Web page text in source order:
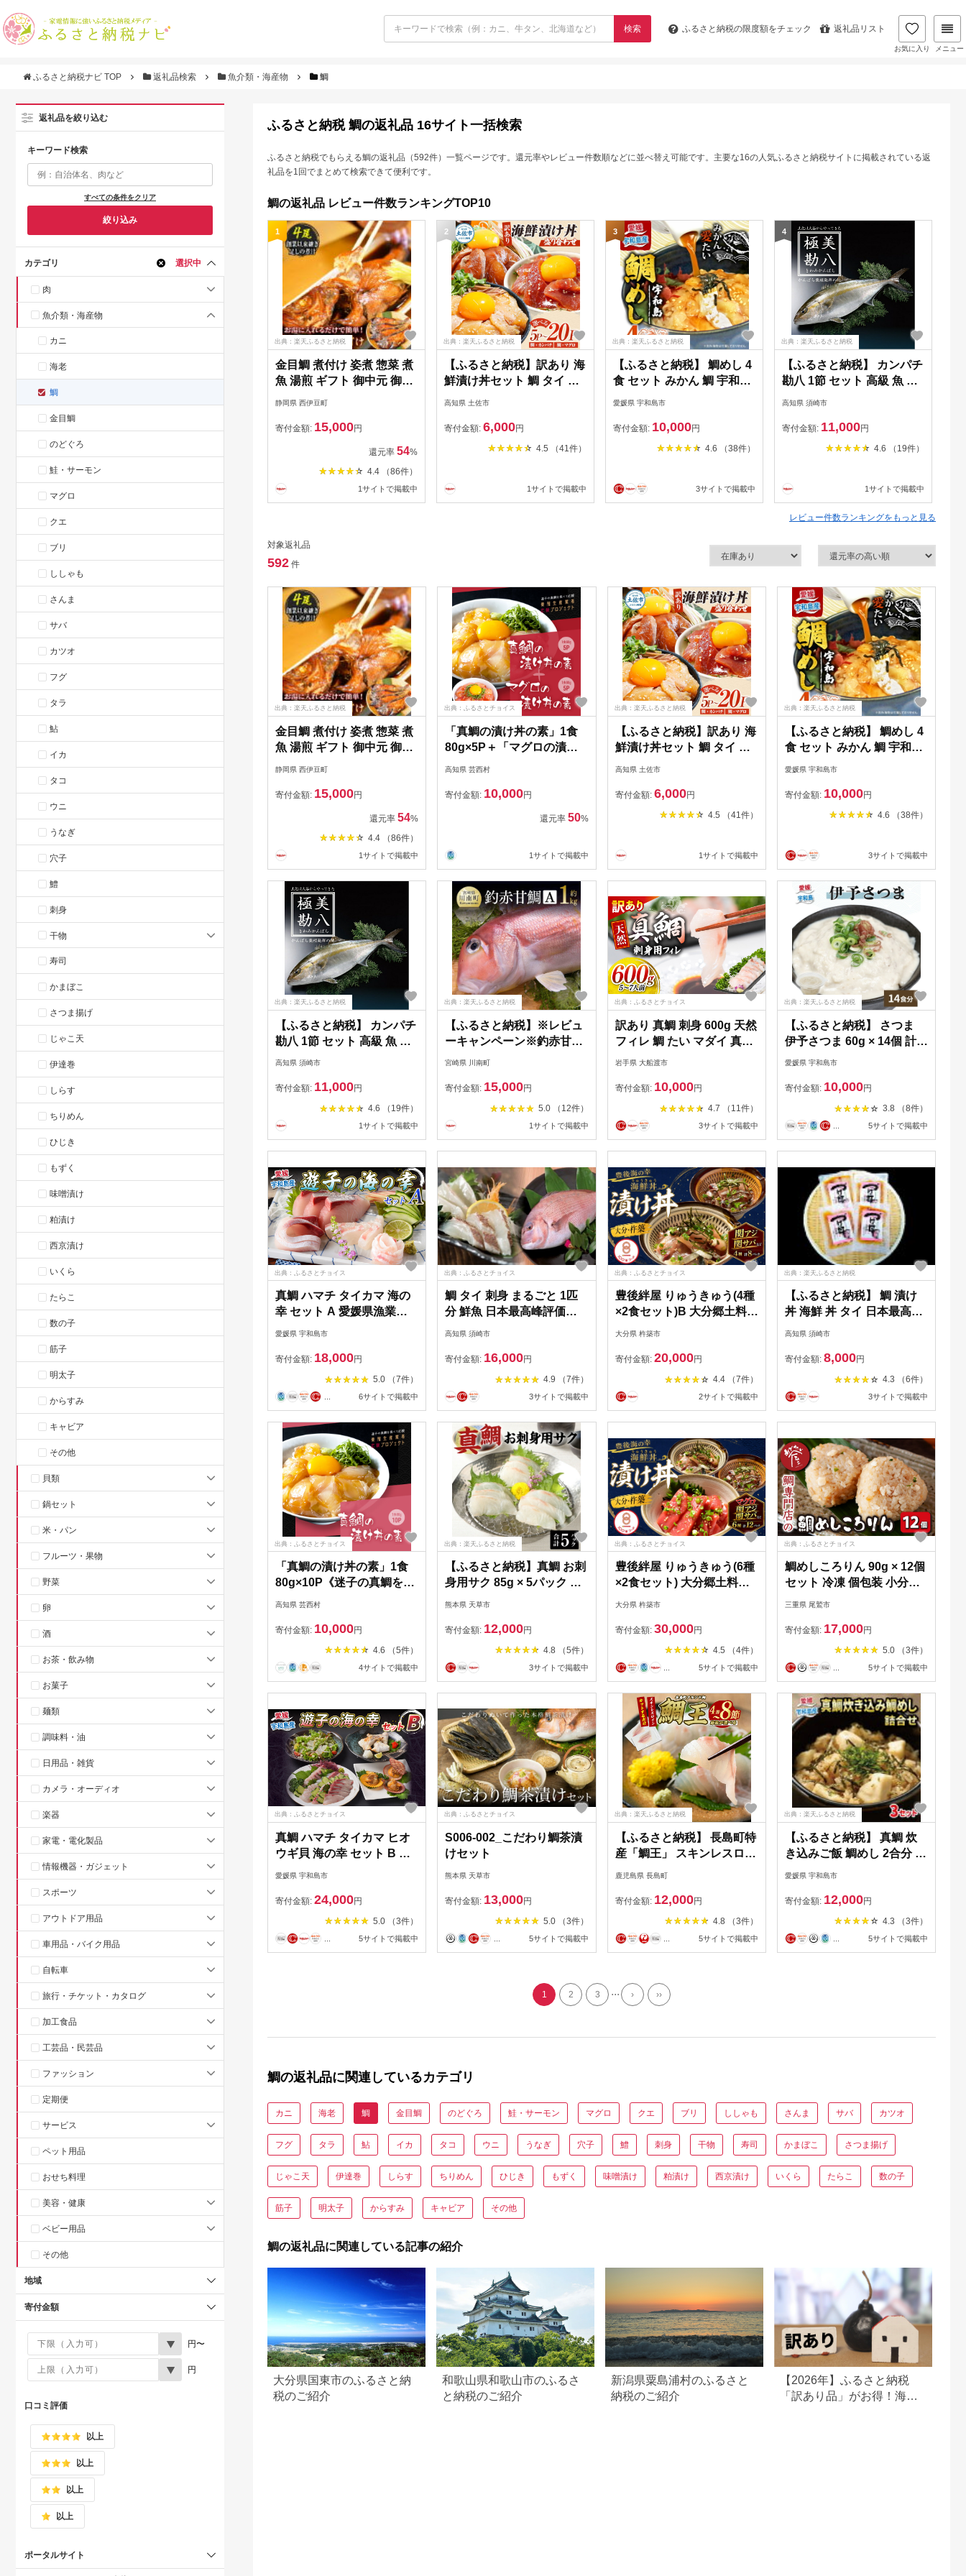
検索 ふるさと納税の限度額をチェック 返礼品リスト
お気に入り メニュー
ふるさと納税ナビ TOP 返礼品検索 魚介類・海産物 鯛
返礼品を絞り込む
キーワード検索
すべての条件をクリア
絞り込み
カテゴリ 選択中
肉
魚介類・海産物
カニ
海老
鯛
金目鯛
のどぐろ
鮭・サーモン
マグロ
クエ
ブリ
ししゃも
さんま
サバ
カツオ
フグ
タラ
鮎
イカ
タコ
ウニ
うなぎ
穴子
鱧
刺身
干物
寿司
かまぼこ
さつま揚げ
じゃこ天
伊達巻
しらす
ちりめん
ひじき
もずく
味噌漬け
粕漬け
西京漬け
いくら
たらこ
数の子
筋子
明太子
からすみ
キャビア
その他
貝類
鍋セット
米・パン
フルーツ・果物
野菜
卵
酒
お茶・飲み物
お菓子
麺類
調味料・油
日用品・雑貨
カメラ・オーディオ
楽器
家電・電化製品
情報機器・ガジェット
スポーツ
アウトドア用品
車用品・バイク用品
自転車
旅行・チケット・カタログ
加工食品
工芸品・民芸品
ファッション
定期便
サービス
ペット用品
おせち料理
美容・健康
ベビー用品
その他
地域
寄付金額
円〜
円
口コミ評価
以上
以上
以上
以上
ポータルサイト
ふるさと納税 鯛の返礼品 16サイト一括検索
ふるさと納税でもらえる鯛の返礼品（592件）一覧ページです。還元率やレビュー件数順などに並べ替え可能です。主要な16の人気ふるさと納税サイトに掲載されている返
礼品を1回でまとめて検索できて便利です。
鯛の返礼品 レビュー件数ランキングTOP10
1
出典：楽天ふるさと納税
金目鯛 煮付け 姿煮 惣菜 煮
魚 湯煎 ギフト 御中元 御歳
ト」
静岡県 西伊豆町
寄付金額: 15,000円
還元率 54%
4.4 （86件）
1サイトで掲載中
2
出典：楽天ふるさと納税
【ふるさと納税】訳あり 海
鮮漬け丼セット 鯛 タイ カ
ンパチ マグロ 5P ～ 20P 漬
油漬け 訳アリ わけあり 不
揃い 規格外 人気 白身魚 食
し 簡単 便利 鯛めし 惣菜
6000円 11000円 20000円
高知県 土佐市
寄付金額: 6,000円
4.5 （41件）
1サイトで掲載中
3
出典：楽天ふるさと納税
【ふるさと納税】 鯛めし 4
食 セット みかん 鯛 宇和島
鯛めし 南予ビージョイ 真
お刺身 漬け丼 漬け 海鮮丼
郷土料理 鯛飯 海鮮 人気 海
国産 愛媛 宇和島 D010-
150004
愛媛県 宇和島市
寄付金額: 10,000円
4.6 （38件）
3サイトで掲載中
4
出典：楽天ふるさと納税
【ふるさと納税】 カンパチ
勘八 1節 セット 高級 魚 極
美勘八 産地直送 刺身 照り
ふるさと納税カンパチ ふる
さと納税勘八 ふるさと納税
高知県 須崎市
寄付金額: 11,000円
4.6 （19件）
1サイトで掲載中
レビュー件数ランキングをもっと見る
対象返礼品
592 件
出典：楽天ふるさと納税
金目鯛 煮付け 姿煮 惣菜 煮
魚 湯煎 ギフト 御中元 御歳
ト」
静岡県 西伊豆町
寄付金額: 15,000円
還元率54%
4.4 （86件）
1サイトで掲載中
出典：ふるさとチョイス
「真鯛の漬け丼の素」1食
80g×5P＋「マグロの漬け
丼の素」1食80g×5P《迷子
産業者応援プロジェクト》
高知県 芸西村
寄付金額: 10,000円
還元率 50%
1サイトで掲載中
出典：楽天ふるさと納税
【ふるさと納税】訳あり 海
鮮漬け丼セット 鯛 タイ カ
ンパチ マグロ 5P ～ 20P 漬
油漬け 訳アリ わけあり 不
揃い 規格外 人気 白身魚 食
し 簡単 便利 鯛めし 惣菜
6000円 11000円 20000円
高知県 土佐市
寄付金額: 6,000円
4.5 （41件）
1サイトで掲載中
出典：楽天ふるさと納税
【ふるさと納税】 鯛めし 4
食 セット みかん 鯛 宇和島
鯛めし 南予ビージョイ 真
お刺身 漬け丼 漬け 海鮮丼
郷土料理 鯛飯 海鮮 人気 海
国産 愛媛 宇和島 D010-
150004
愛媛県 宇和島市
寄付金額: 10,000円
4.6 （38件）
3サイトで掲載中
出典：楽天ふるさと納税
【ふるさと納税】 カンパチ
勘八 1節 セット 高級 魚 極
美勘八 産地直送 刺身 照り
ふるさと納税カンパチ ふる
さと納税勘八 ふるさと納税
ふるさと
高知県 須崎市
寄付金額: 11,000円
4.6 （19件）
1サイトで掲載中
出典：楽天ふるさと納税
【ふるさと納税】※レビュ
ーキャンペーン※釣赤甘鯛
A 宮崎県産 日向灘 アマダ
宮崎県 川南町
寄付金額: 15,000円
5.0 （12件）
1サイトで掲載中
出典：ふるさとチョイス
訳あり 真鯛 刺身 600g 天然
フィレ 鯛 たい マダイ 真タ
イ 魚 魚介 刺身 お刺身 冷凍
き物 鯛めし 鯛茶漬け ムニ
エル 天ぷら 焼き魚 寿司 刺
し身 小分け ご飯 おかず 三
渡応援
岩手県 大船渡市
寄付金額: 10,000円
4.7 （11件）
3サイトで掲載中
出典：楽天ふるさと納税
【ふるさと納税】 さつま
伊予さつま 60g × 14個 計
14食分 河野鮮魚店 さつま
身魚 魚 魚介 味噌 みそ 麦味
噌 麦みそ 出汁 だし 丼 ごは
ん ご飯 薬味 おすすめ 冷凍
土料理 特産品 国産 愛媛 宇
和島 D010-177001
愛媛県 宇和島市
寄付金額: 10,000円
3.8 （8件）
5サイトで掲載中
出典：ふるさとチョイス
真鯛 ハマチ タイカマ 海の
幸 セット A 愛媛県漁業協
同組合遊子支所 遊子 鯛 タ
身 お刺身 刺し身 お刺し身
フィーレ ブロック 加工 海
の幸セット 魚 しゃぶしゃ
ぶ たたき アレンジ 冷凍 産
地直送 国産 愛媛 宇和島
D018-022001
愛媛県 宇和島市
寄付金額: 18,000円
5.0 （7件）
6サイトで掲載中
出典：ふるさとチョイス
鯛 タイ 刺身 まるごと 1匹
分 鮮魚 日本最高峰評価の
マダイ ブランド 海援鯛 魚
高知県 須崎市
寄付金額: 16,000円
4.9 （7件）
3サイトで掲載中
出典：ふるさとチョイス
豊後絆屋 りゅうきゅう(4種
×2食セット)B 大分郷土料理
ふるさと納税 魚 冷凍 加工
刺身 詰め合わせ おせち セ
ット 産地直送 国産 大分県
海鮮 漬け 真空パック 小分
け 惣菜 人気 海鮮丼 漬け丼
関アジ 関あじ 関サバ 関さ
ば 鯛 タイ たい 鰤 ブリ ぶ
り 母の日 父の日 ＜101-
003_5＞
大分県 杵築市
寄付金額: 20,000円
4.4 （7件）
2サイトで掲載中
出典：楽天ふるさと納税
【ふるさと納税】 鯛 漬け
丼 海鮮 丼 タイ 日本最高峰
評価のマダイ 海援鯛の漬け
送 高知県 須崎市
高知県 須崎市
寄付金額: 8,000円
4.3 （6件）
3サイトで掲載中
出典：ふるさとチョイス
「真鯛の漬け丼の素」1食
80g×10P《迷子の真鯛を食
べて応援 養殖生産業者応援
高知県 芸西村
寄付金額: 10,000円
4.6 （5件）
4サイトで掲載中
出典：楽天ふるさと納税
【ふるさと納税】真鯛 お刺
身用サク 85g × 5パック 計
425g 骨抜き 済み 骨なし 小
抜群 新鮮 脂乗り 鯛 魚 刺身
用 柵 アクアパッツァ カル
パッチョ おかず お弁当 ア
レンジ 料理 冷凍 氷水解凍
流水解凍 熊本県 天草市 お
取り寄せ 送料無料
熊本県 天草市
寄付金額: 12,000円
4.8 （5件）
3サイトで掲載中
出典：ふるさとチョイス
豊後絆屋 りゅうきゅう(6種
×2食セット) 大分郷土料理
ふるさと納税 魚 冷凍 加工
刺身 詰め合わせ おせち セ
ット 産地直送 国産 大分県
海鮮 漬け 真空パック 小分
け 惣菜 人気 海鮮丼 漬け丼
鮪 マグロ まぐろ 関アジ 関
あじ 関サバ 関さば 太刀魚
タチウオ たちうお 鯛 タイ
たい 鰤 ブリ ぶり 母の日 父
の日 ＜101-005_5＞
大分県 杵築市
寄付金額: 30,000円
4.5 （4件）
5サイトで掲載中
出典：ふるさとチョイス
鯛めしころりん 90g × 12個
セット 冷凍 個包装 小分け
レンジ おにぎり おむすび
リ 出汁 つゆ 昆布 いりこ
鯖節 結婚 出産 新築祝 お祝
い 祝 お正月 正月 誕生日 記
念日 漁師町 めでたい屋 尾
鷲市 ME-102
三重県 尾鷲市
寄付金額: 17,000円
5.0 （3件）
5サイトで掲載中
出典：ふるさとチョイス
真鯛 ハマチ タイカマ ヒオ
ウギ貝 海の幸 セット B 愛
媛県漁業協同組合遊子支所
ブリ 鰤 貝 刺身 お刺身 刺し
身 お刺し身 フィーレ ブロ
ック 加工 魚 魚介 しゃぶし
ゃぶ たたき 冷凍 産地直送
愛媛県 宇和島市
寄付金額: 24,000円
5.0 （3件）
5サイトで掲載中
出典：ふるさとチョイス
S006-002_こだわり鯛茶漬
けセット
熊本県 天草市
寄付金額: 13,000円
5.0 （3件）
5サイトで掲載中
出典：楽天ふるさと納税
【ふるさと納税】 長島町特
産「鯛王」 スキンレスロイ
お刺身が楽しめる／ 国産
鹿児島県産 鯛 タイ 冷蔵 海
鮮 海産物 魚介 刺身 煮物 焼
き魚 おつまみ 【JFA】jfa-
鹿児島県 長島町
寄付金額: 12,000円
4.8 （3件）
5サイトで掲載中
出典：楽天ふるさと納税
【ふるさと納税】 真鯛 炊
き込みご飯 鯛めし 2合分 ×
3セット だし付き 辻水産 鯛
手軽 海鮮 炊き込み ご飯 簡
単調理 海の幸 魚介 海鮮 郷
土料理 人気 加工品 冷凍 産
地直送 国産 愛媛 宇和島
愛媛県 宇和島市
寄付金額: 12,000円
4.3 （3件）
5サイトで掲載中
1 2 3 ... › ››
鯛の返礼品に関連しているカテゴリ
カニ 海老 鯛 金目鯛 のどぐろ 鮭・サーモン マグロ クエ ブリ ししゃも さんま サバ カツオ
フグ タラ 鮎 イカ タコ ウニ うなぎ 穴子 鱧 刺身 干物 寿司 かまぼこ さつま揚げ
じゃこ天 伊達巻 しらす ちりめん ひじき もずく 味噌漬け 粕漬け 西京漬け いくら たらこ 数の子
筋子 明太子 からすみ キャビア その他
鯛の返礼品に関連している記事の紹介
大分県国東市のふるさと納
税のご紹介
和歌山県和歌山市のふるさ
と納税のご紹介
新潟県粟島浦村のふるさと
納税のご紹介
【2026年】ふるさと納税
「訳あり品」がお得！海